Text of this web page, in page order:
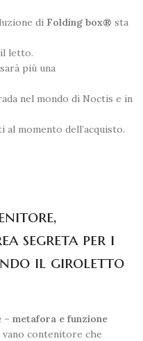
di Folding box® sta
letto.
più una
nel mondo di Noctis e in
momento dell’acquisto.
segreta per i
il giroletto
– metafora e funzione
contenitore che